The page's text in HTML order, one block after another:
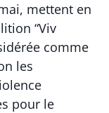
mettent en
“Viv
comme
les
pour le